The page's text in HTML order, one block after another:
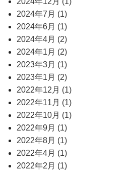
2024年7月 (1)
2024年6月 (1)
2024年4月 (2)
2024年1月 (2)
2023年3月 (1)
2023年1月 (2)
2022年12月 (1)
2022年11月 (1)
2022年10月 (1)
2022年9月 (1)
2022年8月 (1)
2022年4月 (1)
2022年2月 (1)